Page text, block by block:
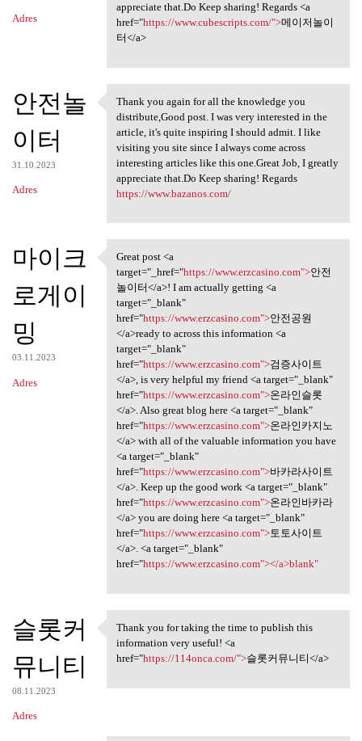
Adres
appreciate that.Do Keep sharing! Regards <a
href="https://www.cubescripts.com/">메이저놀이
터</a>
안전놀
이터
31.10.2023
Adres
Thank you again for all the
Thank you again for all the knowledge you
distribute,Good post. I was very interested in the
article, it's quite inspiring I should admit. I like
visiting you site since I always come across
interesting articles like this one.Great Job, I greatly
appreciate that.Do Keep sharing! Regards
https://www.bazanos.com/
마이크
로게이
밍
03.11.2023
Adres
Great post <a target="_href=
Great post <a
target="_href="https://www.erzcasino.com">안전
놀이터</a>! I am actually getting <a
target="_blank"
href="https://www.erzcasino.com">안전공원
</a>ready to across this information <a
target="_blank"
href="https://www.erzcasino.com">검증사이트
</a>, is very helpful my friend <a target="_blank"
href="https://www.erzcasino.com">온라인슬롯
</a>. Also great blog here <a target="_blank"
href="https://www.erzcasino.com">온라인카지노
</a> with all of the valuable information you have
<a target="_blank"
href="https://www.erzcasino.com">바카라사이트
</a>. Keep up the good work <a target="_blank"
href="https://www.erzcasino.com">온라인바카라
</a> you are doing here <a target="_blank"
href="https://www.erzcasino.com">토토사이트
</a>. <a target="_blank"
href="https://www.erzcasino.com"></a>blank"
슬롯커
뮤니티
08.11.2023
Adres
Thank you for taking the time
Thank you for taking the time to publish this
information very useful! <a
href="https://114onca.com/">슬롯커뮤니티</a>